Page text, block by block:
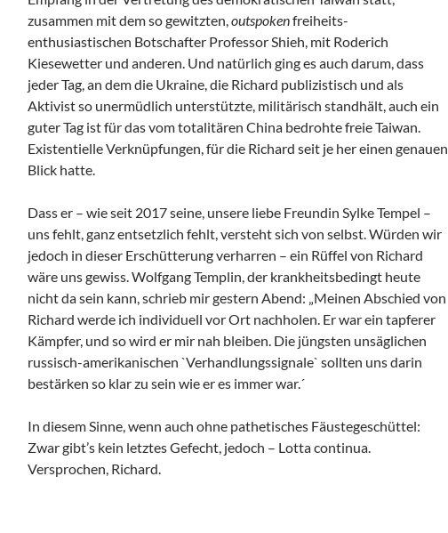
zusammen mit dem so gewitzten, outspokenfreiheits-
enthusiastischen Botschafter Professor Shieh, mit Roderich
Kiesewetter und anderen. Und natürlich ging es auch darum, dass
jeder Tag, an dem die Ukraine, die Richard publizistisch und als
Aktivist so unermüdlich unterstützte, militärisch standhält, auch ein
guter Tag ist für das vom totalitären China bedrohte freie Taiwan.
Existentielle Verknüpfungen, für die Richard seit je her einen genauen
Blick hatte.
Dass er – wie seit 2017 seine, unsere liebe Freundin Sylke Tempel –
uns fehlt, ganz entsetzlich fehlt, versteht sich von selbst. Würden wir
jedoch in dieser Erschütterung verharren – ein Rüffel von Richard
wäre uns gewiss. Wolfgang Templin, der krankheitsbedingt heute
nicht da sein kann, schrieb mir gestern Abend: „Meinen Abschied von
Richard werde ich individuell vor Ort nachholen. Er war ein tapferer
Kämpfer, und so wird er mir nah bleiben. Die jüngsten unsäglichen
russisch-amerikanischen `Verhandlungssignale` sollten uns darin
bestärken so klar zu sein wie er es immer war.´
In diesem Sinne, wenn auch ohne pathetisches Fäustegeschüttel:
Zwar gibt’s kein letztes Gefecht, jedoch – Lotta continua.
Versprochen, Richard.